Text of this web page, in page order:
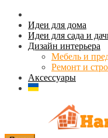
Идеи для дома
Идеи для сада и
Дизайн интерьера
Мебель и
Ремонт и
Аксессуары